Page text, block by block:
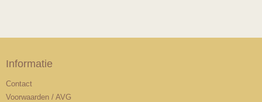
Informatie
Contact
Voorwaarden / AVG